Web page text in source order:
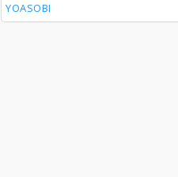
YOASOBI